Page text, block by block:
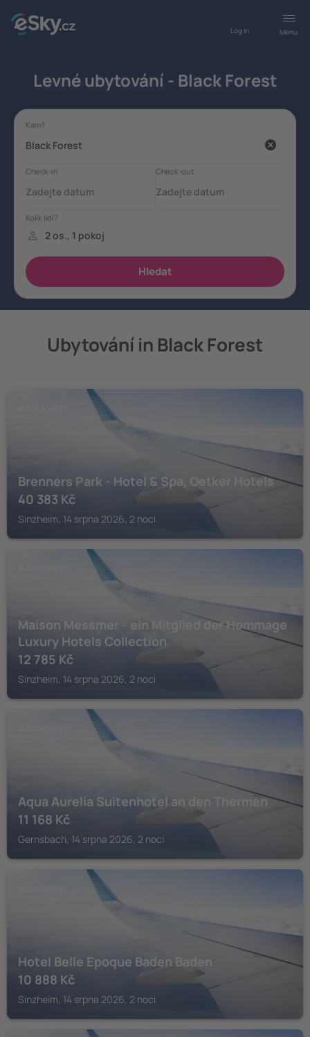
Menu
Log in
Levné ubytování - Black Forest
Ubytování in Black Forest
Brenners Park - Hotel & Spa, Oetker Hotels
40 383 Kč
Sinzheim, 14 srpna 2026, 2 noci
Maison Messmer - ein Mitglied der Hommage
Luxury Hotels Collection
12 785 Kč
Sinzheim, 14 srpna 2026, 2 noci
Aqua Aurelia Suitenhotel an den Thermen
11 168 Kč
Gernsbach, 14 srpna 2026, 2 noci
Hotel Belle Epoque Baden Baden
10 888 Kč
Sinzheim, 14 srpna 2026, 2 noci